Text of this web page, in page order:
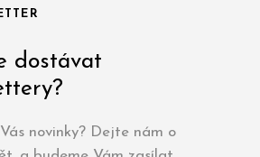
dostávat
novinky? Dejte nám o